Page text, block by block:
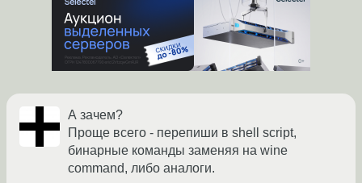
А зачем?
Проще всего - перепиши в shell script,
бинарные команды заменяя на wine
command, либо аналоги.